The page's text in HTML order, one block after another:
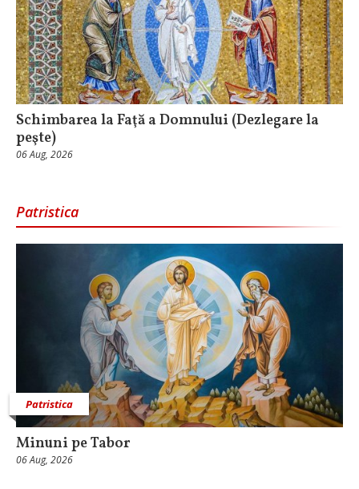
Schimbarea la Faţă a Domnului (Dezlegare la
peşte)
06 Aug, 2026
Patristica
Patristica
Minuni pe Tabor
06 Aug, 2026